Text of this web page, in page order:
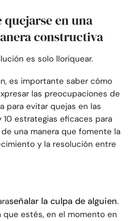
quejarse en una
constructiva
es solo lloriquear.
es importante saber cómo
las preocupaciones de
para evitar quejas en las
10 estrategias eficaces para
una manera que fomente la
y la resolución entre
señalar la culpa de alguien.
estés, en el momento en